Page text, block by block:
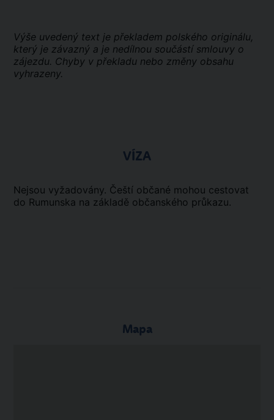
Výše uvedený text je překladem polského originálu,
který je závazný a je nedílnou součástí smlouvy o
zájezdu. Chyby v překladu nebo změny obsahu
vyhrazeny.
VÍZA
Nejsou vyžadovány. Čeští občané mohou cestovat
do Rumunska na základě občanského průkazu.
Mapa